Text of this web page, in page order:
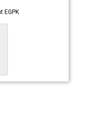
EGPK